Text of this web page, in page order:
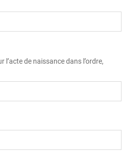
de naissance dans l’ordre,